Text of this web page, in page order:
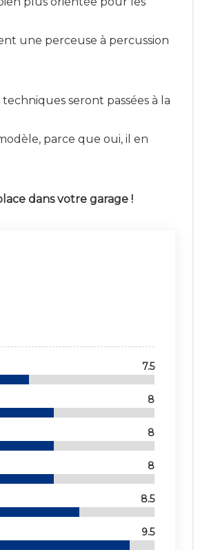
une perceuse à percussion
techniques seront passées à la
parce que oui, il en
dans votre garage !
7.5
8
8
8
8.5
9.5